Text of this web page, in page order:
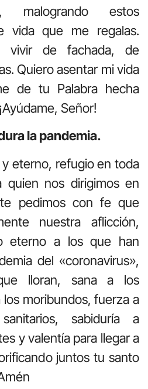
malogrando estos
vida que me regalas.
vivir de fachada, de
Quiero asentar mi vida
de tu Palabra hecha
Señor!
la pandemia.
eterno, refugio en toda
quien nos dirigimos en
pedimos con fe que
nuestra aflicción,
eterno a los que han
del «coronavirus»,
lloran, sana a los
moribundos, fuerza a
sabiduría a
y valentía para llegar a
juntos tu santo